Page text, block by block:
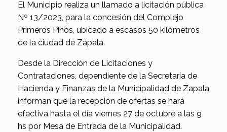
El Municipio realiza un llamado a licitación pública
Nº 13/2023, para la concesión del Complejo
Primeros Pinos, ubicado a escasos 50 kilómetros
de la ciudad de Zapala.
Desde la Dirección de Licitaciones y
Contrataciones, dependiente de la Secretaría de
Hacienda y Finanzas de la Municipalidad de Zapala
informan que la recepción de ofertas se hará
efectiva hasta el día viernes 27 de octubre a las 9
hs por Mesa de Entrada de la Municipalidad.